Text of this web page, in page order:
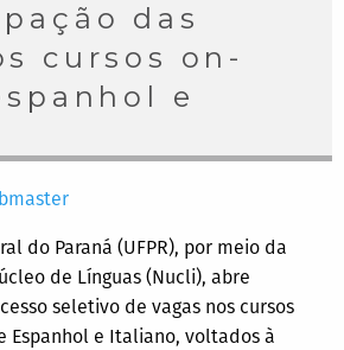
das
cursos on-
e
do Paraná (UFPR), por meio da
de Línguas (Nucli), abre
seletivo de vagas nos cursos
Espanhol e Italiano, voltados à